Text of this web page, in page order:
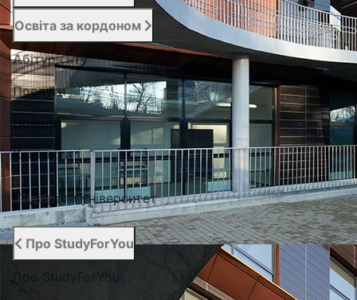
Освіта за кордоном
Абітурієнту
Послуги
Новини
Контакти
Підібрати університет
Про StudyForYou
Про StudyForYou